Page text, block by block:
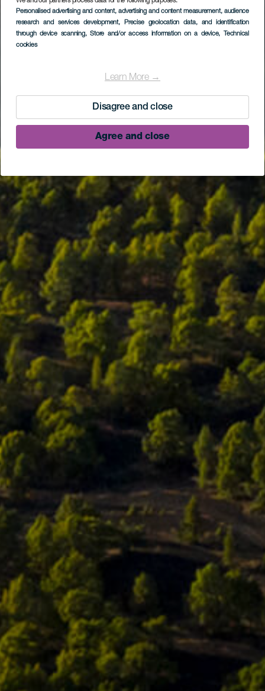
Personalised advertising and content, advertising and content measurement, audience
research and services development, Precise geolocation data, and identification
through device scanning, Store and/or access information on a device, Technical
cookies
Learn More →
Disagree and close
Agree and close